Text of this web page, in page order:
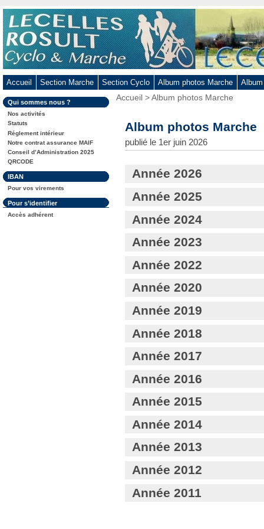
Aller
au
contenu
-
Aller
menu
principal
-
Aller
à
la
recherche
Accueil Section Marche Section Cyclo Album photos Marche
Dans
la
rubrique
:
Qui sommes nous ?
Nos activités
Statuts
Réglement intérieur
Notre contrat assurance MAIF
Conseil d’Administration 2025
QRCODE
Dans
la
rubrique
:
IBAN
Pour vos virements
Dans
la
rubrique
Pour s’identifier
Accès adhérent
Vous
Accueil >Album photos Marche
Album photos Marche
publié le 1er juin 2026
Année 2026
Année 2025
Année 2024
Année 2023
Année 2022
Année 2020
Année 2019
Année 2018
Année 2017
Année 2016
Année 2015
Année 2014
Année 2013
Année 2012
Année 2011